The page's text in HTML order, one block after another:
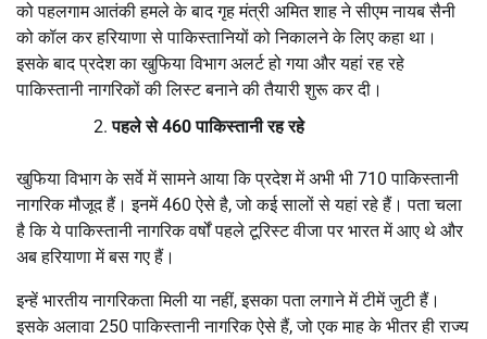
को पहलगाम आतंकी हमले के बाद गृह मंत्री अमित शाह ने सीएम नायब सैनी
को कॉल कर हरियाणा से पाकिस्तानियों को निकालने के लिए कहा था।
इसके बाद प्रदेश का खुफिया विभाग अलर्ट हो गया और यहां रह रहे
पाकिस्तानी नागरिकों की लिस्ट बनाने की तैयारी शुरू कर दी।
पहले से 460 पाकिस्तानी रह रहे
खुफिया विभाग के सर्वे में सामने आया कि प्रदेश में अभी भी 710 पाकिस्तानी
नागरिक मौजूद हैं। इनमें 460 ऐसे है, जो कई सालों से यहां रहे हैं। पता चला
है कि ये पाकिस्तानी नागरिक वर्षों पहले टूरिस्ट वीजा पर भारत में आए थे और
अब हरियाणा में बस गए हैं।
इन्हें भारतीय नागरिकता मिली या नहीं, इसका पता लगाने में टीमें जुटी हैं।
इसके अलावा 250 पाकिस्तानी नागरिक ऐसे हैं, जो एक माह के भीतर ही राज्य